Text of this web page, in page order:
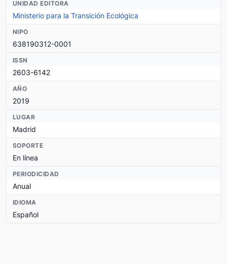
UNIDAD EDITORA
Ministerio para la Transición Ecológica
NIPO
638190312-0001
ISSN
2603-6142
AÑO
2019
LUGAR
Madrid
SOPORTE
En línea
PERIODICIDAD
Anual
IDIOMA
Español